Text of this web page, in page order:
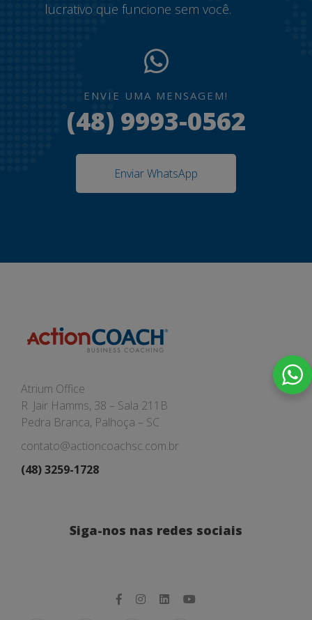
lucrativo que funcione sem você.
ENVIE UMA MENSAGEM!
(48) 9993-0562
Enviar WhatsApp
Atrium Office
R. Jair Hamms, 38 – Sala 211B
Pedra Branca, Palhoça – SC
contato@actioncoachsc.com.br
(48) 3259-1728
Siga-nos nas redes sociais